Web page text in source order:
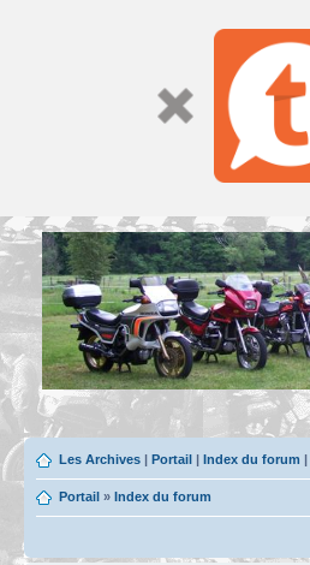
Les Archives | Portail | Index du forum |
Portail » Index du forum